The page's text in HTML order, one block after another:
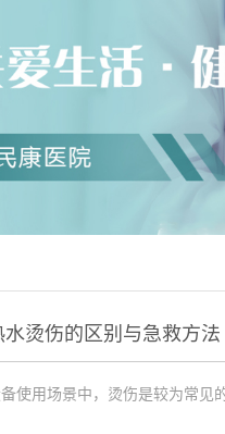
烫伤的区别与急救方法
使用场景中，烫伤是较为常